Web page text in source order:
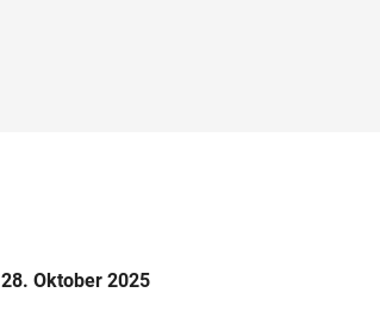
28. Oktober 2025